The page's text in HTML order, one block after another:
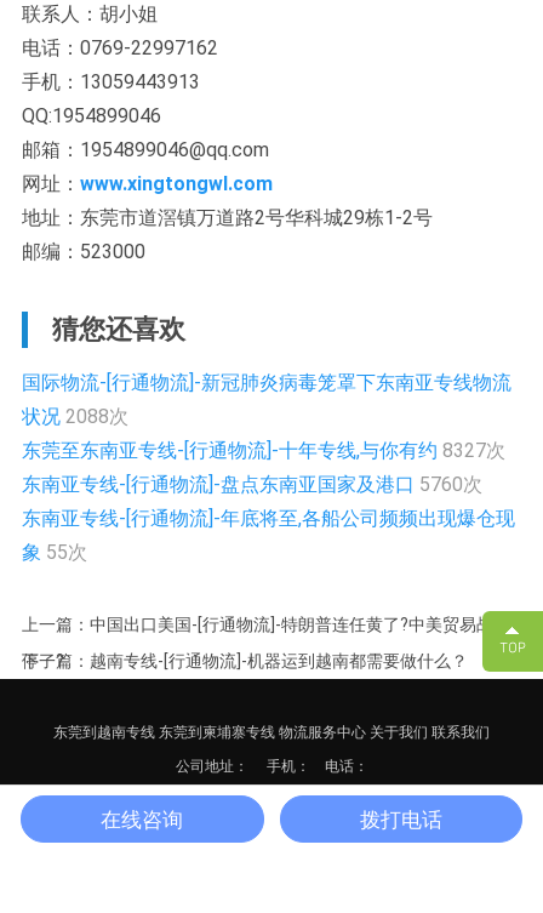
联系人：胡小姐
电话：0769-22997162
手机：13059443913
QQ:1954899046
邮箱：1954899046@qq.com
网址： www.xingtongwl.com
地址：东莞市道滘镇万道路2号华科城29栋1-2号
邮编：523000
猜您还喜欢
国际物流-[行通物流]-新冠肺炎病毒笼罩下东南亚专线物流
状况 2088次
东莞至东南亚专线-[行通物流]-十年专线,与你有约 8327次
东南亚专线-[行通物流]-盘点东南亚国家及港口 5760次
东南亚专线-[行通物流]-年底将至,各船公司频频出现爆仓现
象 55次
上一篇：中国出口美国-[行通物流]-特朗普连任黄了?中美贸易战要
停了?
下一篇：越南专线-[行通物流]-机器运到越南都需要做什么？
东莞到越南专线 东莞到柬埔寨专线 物流服务中心 关于我们 联系我们
公司地址： 手机： 电话：
备案号：粤ICP备17125652号-3 网站地图XML
在线咨询 拨打电话